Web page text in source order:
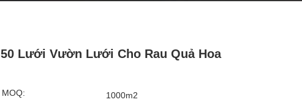
50 Lưới Vườn Lưới Cho Rau Quả Hoa
MOQ: 1000m2